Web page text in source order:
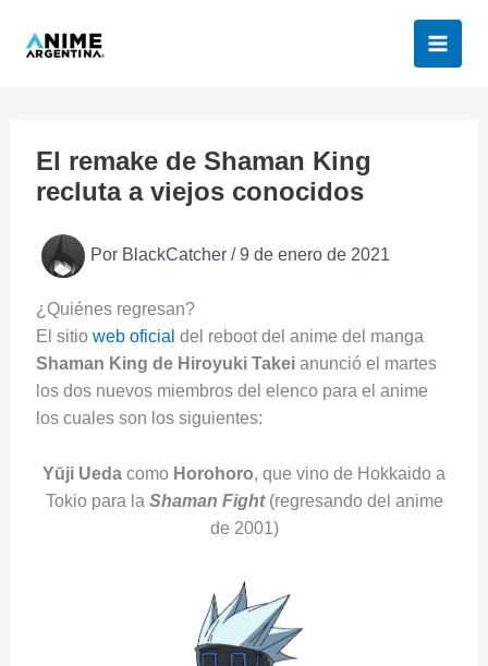
El remake de Shaman King
recluta a viejos conocidos
Por BlackCatcher /9 de enero de 2021
¿Quiénes regresan?
El sitio web oficial del reboot del anime del manga
Shaman King de Hiroyuki Takei anunció el martes
los dos nuevos miembros del elenco para el anime
los cuales son los siguientes:
Yūji Ueda como Horohoro, que vino de Hokkaido a
Tokio para la Shaman Fight(regresando del anime
de 2001)